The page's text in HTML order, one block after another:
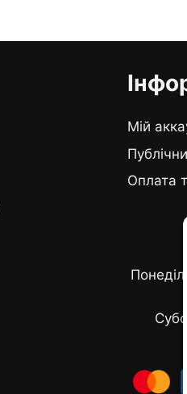
Мій
Оплата